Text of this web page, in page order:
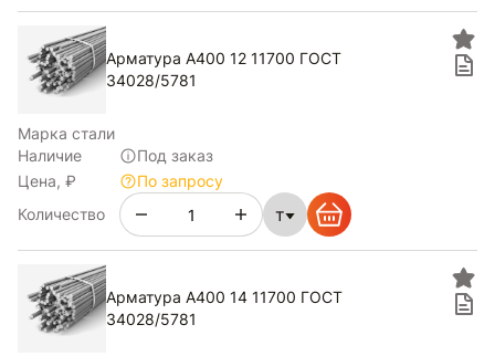
Арматура А400 12 11700 ГОСТ
34028/5781
Марка стали
Наличие
Под заказ
Цена, ₽
По запросу
Количество
т
Арматура А400 14 11700 ГОСТ
34028/5781